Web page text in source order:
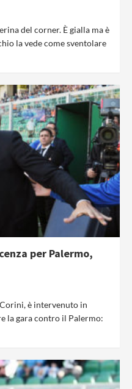
del corner. È gialla ma è
la vede come sventolare
per Palermo,
è intervenuto in
la gara contro il Palermo: